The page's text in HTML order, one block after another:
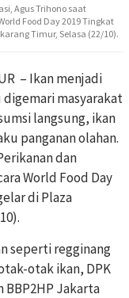
Agus Trihono saat
Food Day 2019 Tingkat
Timur, Selasa (22/10).
– Ikan menjadi
digemari masyarakat
langsung, ikan
panganan olahan.
dan
World Food Day
di Plaza
seperti regginang
otak ikan, DPK
BBP2HP Jakarta